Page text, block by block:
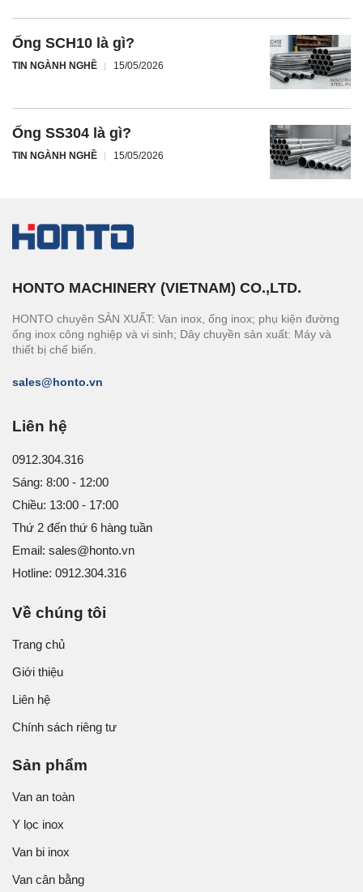
Ống SCH10 là gì?
TIN NGÀNH NGHỀ 15/05/2026
Ống SS304 là gì?
TIN NGÀNH NGHỀ 15/05/2026
HONTO MACHINERY (VIETNAM) CO.,LTD.
HONTO chuyên SẢN XUẤT: Van inox, ống inox; phụ kiện đường
ống inox công nghiệp và vi sinh; Dây chuyền sản xuất: Máy và
thiết bị chế biến.
sales@honto.vn
Liên hệ
0912.304.316
Sáng: 8:00 - 12:00
Chiều: 13:00 - 17:00
Thứ 2 đến thứ 6 hàng tuần
Email: sales@honto.vn
Hotline: 0912.304.316
Về chúng tôi
Trang chủ
Giới thiệu
Liên hệ
Chính sách riêng tư
Sản phẩm
Van an toàn
Y lọc inox
Van bi inox
Van cân bằng